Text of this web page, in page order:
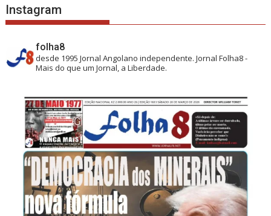
Instagram
folha8
desde 1995 Jornal Angolano independente.Jornal Folha8 -
Mais do que um Jornal, a Liberdade.